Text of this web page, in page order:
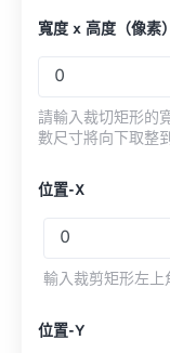
寬度 x 高度（像素）
請輸入裁切矩形的
數尺寸將向下取整
位置-X
輸入裁剪矩形左上
位置-Y